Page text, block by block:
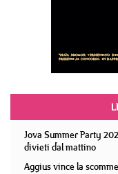
Jova Summer Party
divieti dal mattino
Aggius vince la